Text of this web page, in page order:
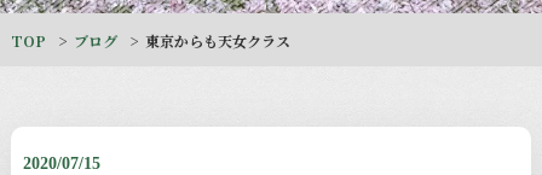
TOP ブログ 東京からも天女クラス
2020/07/15